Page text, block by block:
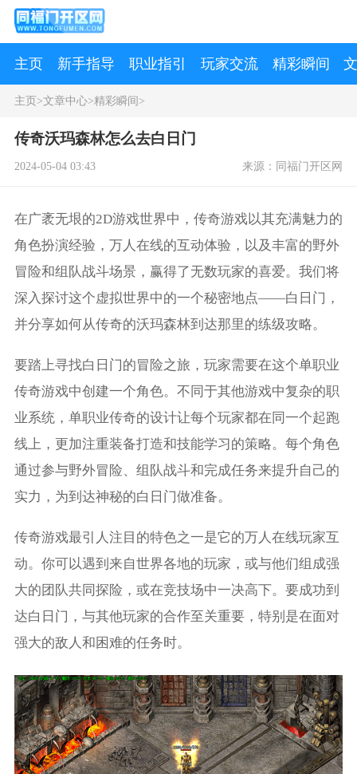
主页 新手指导 职业指引 玩家交流 精彩瞬间
主页>文章中心>精彩瞬间>
传奇沃玛森林怎么去白日门
2024-05-04 03:43 来源：同福门开区网
在广袤无垠的2D游戏世界中，传奇游戏以其充满魅力的
角色扮演经验，万人在线的互动体验，以及丰富的野外
冒险和组队战斗场景，赢得了无数玩家的喜爱。我们将
深入探讨这个虚拟世界中的一个秘密地点——白日门，
并分享如何从传奇的沃玛森林到达那里的练级攻略。
要踏上寻找白日门的冒险之旅，玩家需要在这个单职业
传奇游戏中创建一个角色。不同于其他游戏中复杂的职
业系统，单职业传奇的设计让每个玩家都在同一个起跑
线上，更加注重装备打造和技能学习的策略。每个角色
通过参与野外冒险、组队战斗和完成任务来提升自己的
实力，为到达神秘的白日门做准备。
传奇游戏最引人注目的特色之一是它的万人在线玩家互
动。你可以遇到来自世界各地的玩家，或与他们组成强
大的团队共同探险，或在竞技场中一决高下。要成功到
达白日门，与其他玩家的合作至关重要，特别是在面对
强大的敌人和困难的任务时。